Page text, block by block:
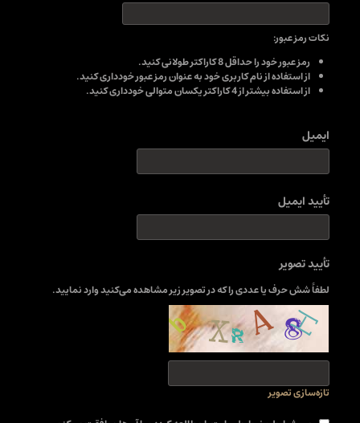
نکات رمز عبور:
رمز عبور خود را حداقل 8 کاراکتر طولانی کنید.
از استفاده از نام کاربری خود به عنوان رمز عبور خودداری کنید.
از استفاده بیشتر از 4 کاراکتر یکسان متوالی خودداری کنید.
ایمیل
تأیید ایمیل
تأیید تصویر
لطفاً شش حرف یا عددی را که در تصویر زیر مشاهده می‌کنید وارد نمایید.
تازه‌سازی تصویر